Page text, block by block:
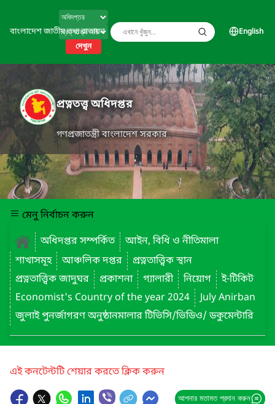
বাংলাদেশ জাতীয় তথ্য বাতায়ন
দেখুন
English
প্রত্নতত্ত্ব অধিদপ্তর
গণপ্রজাতন্ত্রী বাংলাদেশ সরকার
মেনু নির্বাচন করুন
অধিদপ্তর সম্পর্কিত
আইন, বিধি ও নীতিমালা
শাখাসমূহ
আঞ্চলিক দপ্তর
প্রত্নতাত্ত্বিক স্থান
প্রত্নতাত্ত্বিক জাদুঘর
প্রকাশনা গ্যালারী নিয়োগ
ই-টিকিট
Economist's Country of the year 2024
July Anirban
জুলাই পুনর্জাগরণ অনুষ্ঠানমালার টিভিসি/ভিডিও/ ডকুমেন্টারি
এই কনটেন্টটি শেয়ার করতে ক্লিক করুন
আপনার মতামত প্রদান করুন